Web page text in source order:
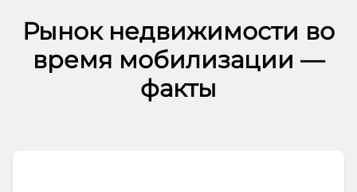
Рынок недвижимости во
время мобилизации —
факты